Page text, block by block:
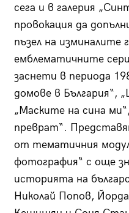
сега и в галерия
провокация да
пъзел на
емблематичните
заснети в периода
домове в България“,
„Маските на сина
преврат“.
от тематичния
фотография“ с още
историята на
Николай Попов,